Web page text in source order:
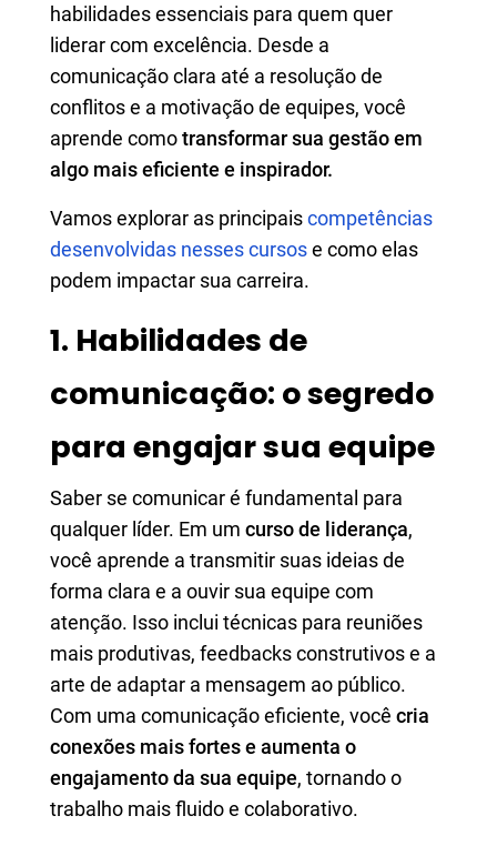
habilidades essenciais para quem quer
liderar com excelência. Desde a
comunicação clara até a resolução de
conflitos e a motivação de equipes, você
aprende comotransformar sua gestão em
algo mais eficiente e inspirador.
Vamos explorar as principaiscompetências
desenvolvidas nesses cursose como elas
podem impactar sua carreira.
1. Habilidades de
comunicação: o segredo
para engajar sua equipe
Saber se comunicar é fundamental para
qualquer líder. Em um curso de liderança,
você aprende a transmitir suas ideias de
forma clara e a ouvir sua equipe com
atenção. Isso inclui técnicas para reuniões
mais produtivas, feedbacks construtivos e a
arte de adaptar a mensagem ao público.
Com uma comunicação eficiente, você cria
conexões mais fortes e aumenta o
engajamento da sua equipe, tornando o
trabalho mais fluido e colaborativo.